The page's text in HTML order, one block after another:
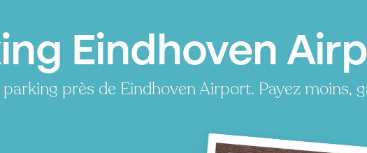
Eindhoven
parking près de Eindhoven Airport. Payez moins,